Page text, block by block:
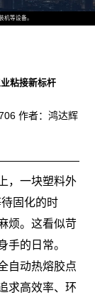
机等设备。
粘接新标杆
作者：鸿达辉
，一块塑料外
固化的时
烦。这看似苛
手的日常。
自动热熔胶点
求高效率、环